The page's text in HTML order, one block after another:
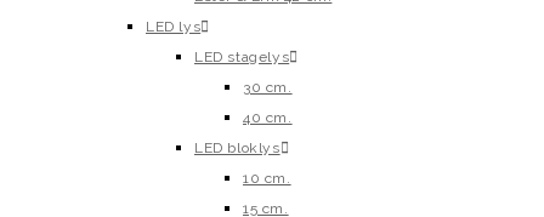
LED lys
LED stagelys
30 cm.
40 cm.
LED bloklys
10 cm.
15 cm.